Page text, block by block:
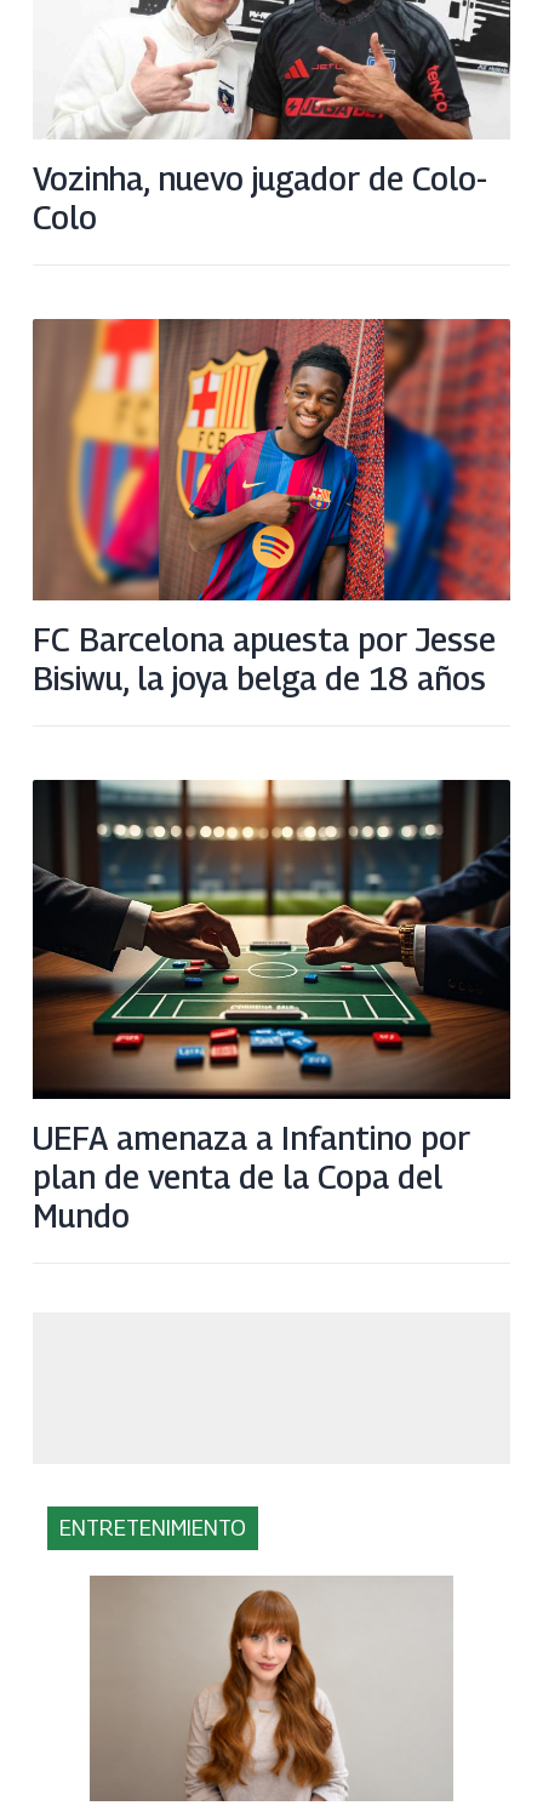
Vozinha, nuevo jugador de Colo-
Colo
FC Barcelona apuesta por Jesse
Bisiwu, la joya belga de 18 años
UEFA amenaza a Infantino por
plan de venta de la Copa del
Mundo
ENTRETENIMIENTO